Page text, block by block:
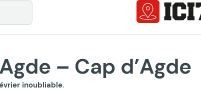
– Cap d’Agde
inoubliable.